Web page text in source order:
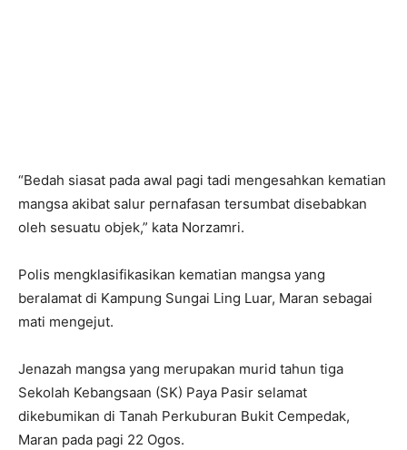
“Bedah siasat pada awal pagi tadi mengesahkan kematian
mangsa akibat salur pernafasan tersumbat disebabkan
oleh sesuatu objek,” kata Norzamri.
Polis mengklasifikasikan kematian mangsa yang
beralamat di Kampung Sungai Ling Luar, Maran sebagai
mati mengejut.
Jenazah mangsa yang merupakan murid tahun tiga
Sekolah Kebangsaan (SK) Paya Pasir selamat
dikebumikan di Tanah Perkuburan Bukit Cempedak,
Maran pada pagi 22 Ogos.